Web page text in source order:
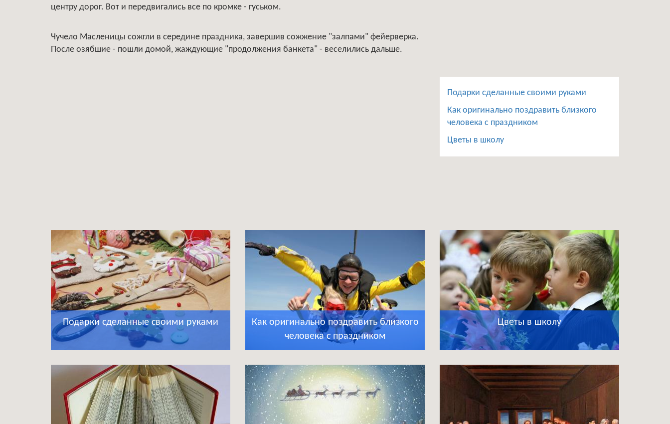
центру дорог. Вот и передвигались все по кромке - гуськом.
Чучело Масленицы сожгли в середине праздника, завершив сожжение "залпами" фейерверка.
После озябшие - пошли домой, жаждующие "продолжения банкета" - веселились дальше.
Подарки сделанные своими руками
Как оригинально поздравить близкого
человека с праздником
Цветы в школу
Подарки сделанные своими руками
Как оригинально поздравить близкого
человека с праздником
Цветы в школу